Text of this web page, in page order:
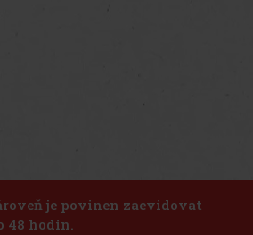
je povinen zaevidovat
48 hodin.